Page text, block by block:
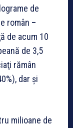
de
român –
de acum 10
de 3,5
rămân
dar şi
milioane de